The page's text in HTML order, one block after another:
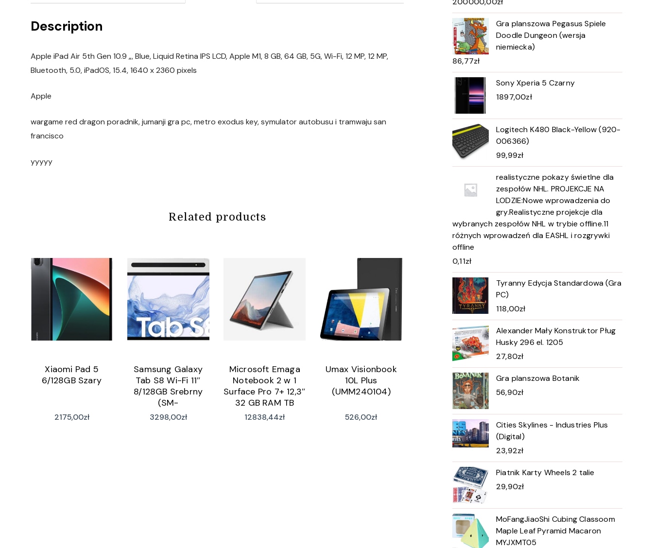
Description
Apple iPad Air 5th Gen 10.9 „, Blue, Liquid Retina IPS LCD, Apple M1, 8 GB, 64 GB, 5G, Wi-Fi, 12 MP, 12 MP,
Bluetooth, 5.0, iPadOS, 15.4, 1640 x 2360 pixels
Apple
wargame red dragon poradnik, jumanji gra pc, metro exodus key, symulator autobusu i tramwaju san
francisco
yyyyy
Related products
Xiaomi Pad 5
6/128GB Szary
2175,00zł
Samsung Galaxy
Tab S8 Wi-Fi 11″
8/128GB Srebrny
(SM-
X700NZSAEUE)
3298,00zł
Microsoft Emaga
Notebook 2 w 1
Surface Pro 7+ 12,3″
32 GB RAM TB
(S55105274)
12838,44zł
Umax Visionbook
10L Plus
(UMM240104)
526,00zł
Gra planszowa Pegasus Spiele
Doodle Dungeon (wersja
niemiecka)
86,77zł
Sony Xperia 5 Czarny
1897,00zł
Logitech K480 Black-Yellow (920-
006366)
99,99zł
realistyczne pokazy świetlne dla
zespołów NHL. PROJEKCJE NA
LODZIE:Nowe wprowadzenia do
gry.Realistyczne projekcje dla
wybranych zespołów NHL w trybie offline.11
różnych wprowadzeń dla EASHL i rozgrywki
offline
0,11zł
Tyranny Edycja Standardowa (Gra
PC)
118,00zł
Alexander Mały Konstruktor Pług
Husky 296 el. 1205
27,80zł
Gra planszowa Botanik
56,90zł
Cities Skylines - Industries Plus
(Digital)
23,92zł
Piatnik Karty Wheels 2 talie
29,90zł
MoFangJiaoShi Cubing Classoom
Maple Leaf Pyramid Macaron
MYJXMT05